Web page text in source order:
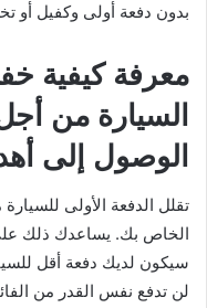
بدون دفعة أولى وكفيل
معرفة كيفية
السيارة من
الوصول إلى
تقلل الدفعة الأولى
الخاص بك. يساعدك ذلك
سيكون لديك دفعة أقل
لن تدفع نفس القدر من